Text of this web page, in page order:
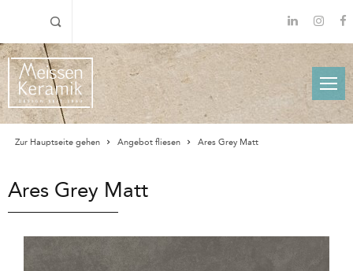
Zur Hauptseite gehen Angebot fliesen Ares Grey Matt
Ares Grey Matt